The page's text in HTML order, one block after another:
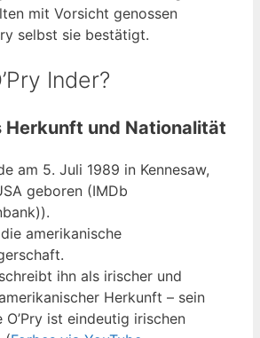
mit Vorsicht genossen
selbst sie bestätigt.
Inder?
Herkunft und Nationalität
am 5. Juli 1989 in Kennesaw,
geboren (IMDb
amerikanische
ihn als irischer und
Herkunft – sein
O’Pry ist eindeutig irischen